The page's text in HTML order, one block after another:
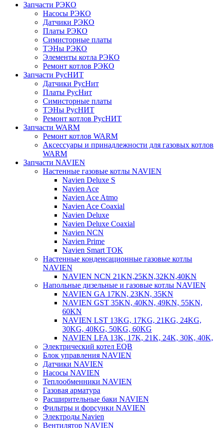
Запчасти РЭКО
Насосы РЭКО
Датчики РЭКО
Платы РЭКО
Симисторные платы
ТЭНы РЭКО
Элементы котла РЭКО
Ремонт котлов РЭКО
Запчасти РусНИТ
Датчики РусНит
Платы РусНит
Симисторные платы
ТЭНы РусНИТ
Ремонт котлов РусНИТ
Запчасти WARM
Ремонт котлов WARM
Аксессуары и принадлежности для газовых котлов
WARM
Запчасти NAVIEN
Настенные газовые котлы NAVIEN
Navien Deluxe S
Navien Ace
Navien Ace Atmo
Navien Ace Coaxial
Navien Deluxe
Navien Deluxe Coaxial
Navien NCN
Navien Prime
Navien Smart TOK
Настенные конденсационные газовые котлы
NAVIEN
NAVIEN NCN 21KN,25KN,32KN,40KN
Напольные дизельные и газовые котлы NAVIEN
NAVIEN GA 17KN, 23KN, 35KN
NAVIEN GST 35KN, 40KN, 49KN, 55KN,
60KN
NAVIEN LST 13KG, 17KG, 21KG, 24KG,
30KG, 40KG, 50KG, 60KG
NAVIEN LFA 13K, 17K, 21K, 24K, 30K, 40K,
Электрический котел EQB
Блок управления NAVIEN
Датчики NAVIEN
Насосы NAVIEN
Теплообменники NAVIEN
Газовая арматура
Расширительные баки NAVIEN
Фильтры и форсунки NAVIEN
Электроды Navien
Вентилятор NAVIEN